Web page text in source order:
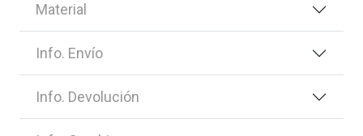
Material
Info. Envío
Info. Devolución